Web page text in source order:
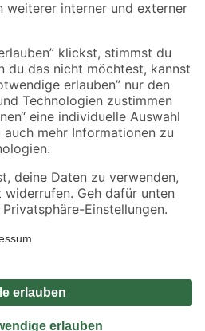
Die dargestellten Angebote sind unter
Die angegebenen Verfügbarkeiten beziehen
gilt nicht für Artikel mit Speditionsversand, hier
Impressum
Vertrag widerrufen